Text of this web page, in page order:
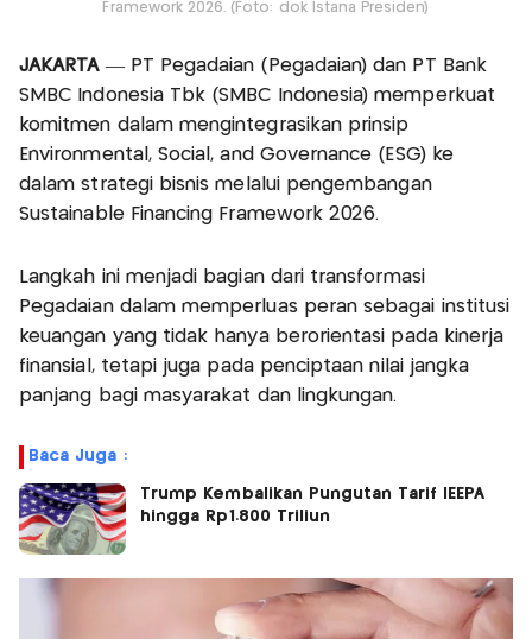
Framework 2026. (Foto: dok Istana Presiden)
JAKARTA— PT Pegadaian (Pegadaian) dan PT Bank
SMBC Indonesia Tbk (SMBC Indonesia) memperkuat
komitmen dalam mengintegrasikan prinsip
Environmental, Social, and Governance (ESG) ke
dalam strategi bisnis melalui pengembangan
Sustainable Financing Framework 2026.
Langkah ini menjadi bagian dari transformasi
Pegadaian dalam memperluas peran sebagai institusi
keuangan yang tidak hanya berorientasi pada kinerja
finansial, tetapi juga pada penciptaan nilai jangka
panjang bagi masyarakat dan lingkungan.
Baca Juga :
Trump Kembalikan Pungutan Tarif IEEPA
hingga Rp1.800 Triliun